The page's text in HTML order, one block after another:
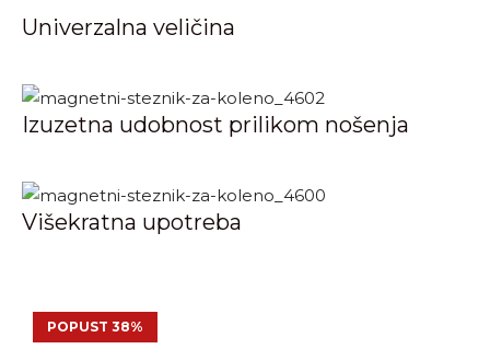
Univerzalna veličina
Izuzetna udobnost prilikom nošenja
Višekratna upotreba
POPUST 38%